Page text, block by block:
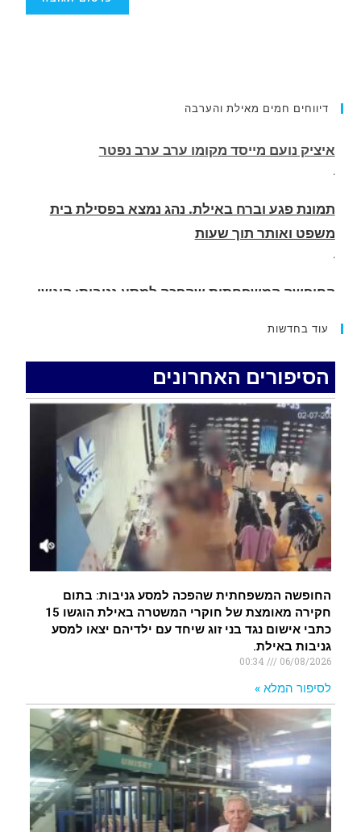
דיווחים חמים מאילת והערבה
תמונת פגע וברח באילת. נהג נמצא בפסילת בית
משפט ואותר תוך שעות
החופשה המשפחתית שהפכה למסע גניבות: הוגשו
למסע גניבות באילת.
רעידת אדמה הורגשה באילת
איציק נועם מייסד מקומו ערב ערב נפטר
עוד בחדשות
הסיפורים האחרונים
החופשה המשפחתית שהפכה למסע גניבות: בתום
חקירה מאומצת של חוקרי המשטרה באילת הוגשו 15
כתבי אישום נגד בני זוג שיחד עם ילדיהם יצאו למסע
גניבות באילת.
06/08/2026
לסיפור המלא »